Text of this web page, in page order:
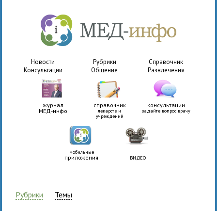
Новости Рубрики
Справочник
Консультации
Общение Развлечения
журнал
МЕД-инфо
справочник
лекарств и
учреждений
консультации
задайте вопрос врачу
мобильные
приложения ВИДЕО
Рубрики Темы